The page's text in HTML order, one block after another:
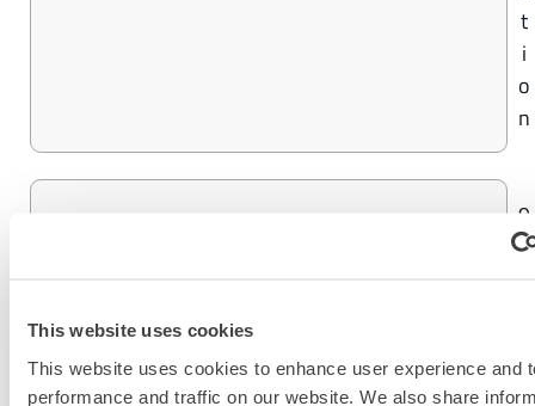
This website uses cookies
This website uses cookies to enhance user experience and
performance and traffic on our website. We also share
t
i
o
n
9
8
n